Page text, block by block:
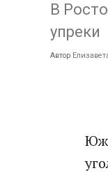
В
упреки
Автор